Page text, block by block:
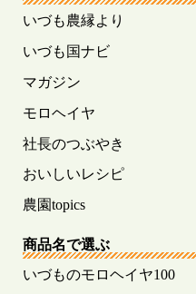
いづも農縁より
いづも国ナビ
マガジン
モロヘイヤ
社長のつぶやき
おいしいレシピ
農園topics
商品名で選ぶ
いづものモロヘイヤ100